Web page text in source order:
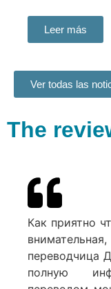
Leer más
Ver todas las
The
Как приятно
переводчица
полную